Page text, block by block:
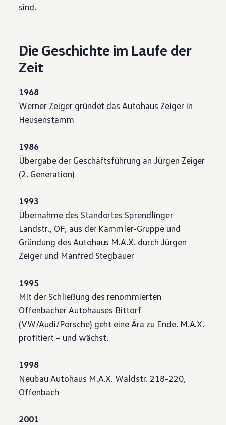
Economy Service
Volkswagen Teile
Zubehör
Entertainment und Elektronik
Individualisieren
Wallbox und Ladekabel
Handy und Fahrzeug verbinden
Updates für Software, Karten und Radio
Über Ihr Auto
Warn- und Kontrollleuchten
Assistenzsysteme
Digitale Betriebsanleitung
Live Beratung
Magazin
Lifestyle
Volkswagen R
Pannen- und Unfallhilfe
Volkswagen Kundenbetreuung
sind.
Die Geschichte im Laufe der
Zeit
1968
Werner Zeiger gründet das Autohaus Zeiger in
Heusenstamm
1986
Übergabe der Geschäftsführung an Jürgen Zeiger
(2. Generation)
1993
Übernahme des Standortes Sprendlinger
Landstr., OF, aus der Kammler-Gruppe und
Gründung des Autohaus M.A.X. durch Jürgen
Zeiger und Manfred Stegbauer
1995
Mit der Schließung des renommierten
Offenbacher Autohauses Bittorf
(VW/Audi/Porsche) geht eine Ära zu Ende. M.A.X.
profitiert – und wächst.
1998
Neubau Autohaus M.A.X. Waldstr. 218-220,
Offenbach
2001